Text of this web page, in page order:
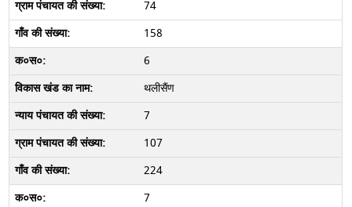
74
158
6
थलीसैंण
7
107
224
7